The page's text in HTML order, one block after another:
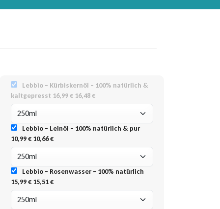
Lebbio – Kürbiskernöl – 100% natürlich &
kaltgepresst 16,99 € 16,48 €
Lebbio – Leinöl – 100% natürlich & pur
10,99 € 10,66 €
Lebbio – Rosenwasser – 100% natürlich
15,99 € 15,51 €